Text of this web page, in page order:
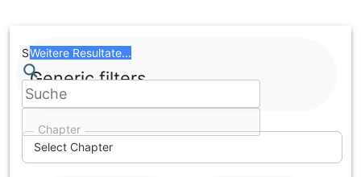
to
content
Chapter
Select Chapter
Search
Weitere Resultate...
Generic filters